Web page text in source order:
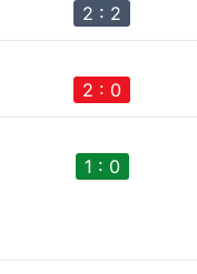
2 : 2
2 : 0
1 : 0